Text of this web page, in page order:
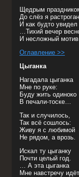
Щедрым
До слёз я
И как будто
…Тихий вечер
И несложный
Оглавление >>
Цыганка
Нагадала цыганка
Мне по руке:
Буду жить одиноко
В печали-тоске…
Так и случилось,
Так всё сошлось:
Живу я с любимой
Не рядом, а врозь.
Искал ту цыганку
Почти целый год.
… А эта цыганка
Мне навстречу